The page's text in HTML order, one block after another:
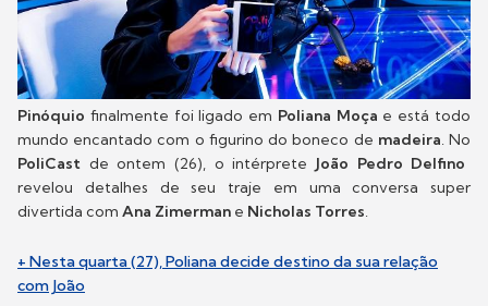
Pinóquio finalmente foi ligado em Poliana Moça e está todo
mundo encantado com o figurino do boneco de madeira. No
PoliCast de ontem (26), o intérpreteJoão Pedro Delfino
revelou detalhes de seu traje em uma conversa super
divertida com Ana Zimerman e Nicholas Torres.
+ Nesta quarta (27), Poliana decide destino da sua relação
com João